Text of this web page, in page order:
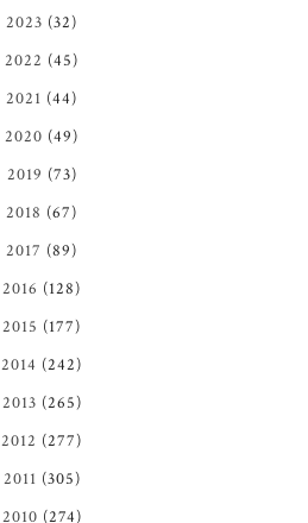
2023 (32)
2022 (45)
2021 (44)
2020 (49)
2019 (73)
2018 (67)
2017 (89)
2016 (128)
2015 (177)
2014 (242)
2013 (265)
2012 (277)
2011 (305)
2010 (274)